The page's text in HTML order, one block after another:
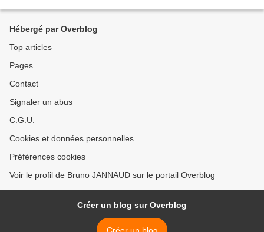
Hébergé par Overblog
Top articles
Pages
Contact
Signaler un abus
C.G.U.
Cookies et données personnelles
Préférences cookies
Voir le profil de Bruno JANNAUD sur le portail Overblog
Créer un blog sur Overblog